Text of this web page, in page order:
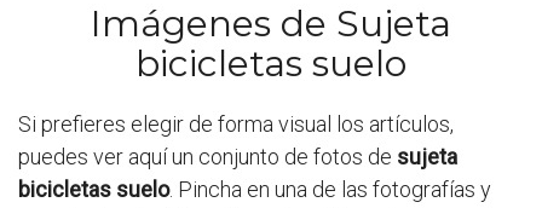
Imágenes de Sujeta
bicicletas suelo
Si prefieres elegir de forma visual los artículos,
puedes ver aquí un conjunto de fotos de sujeta
bicicletas suelo. Pincha en una de las fotografías y